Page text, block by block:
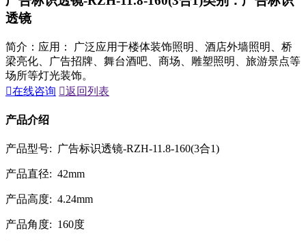
透镜
简介：应用： 广泛应用于楼体装饰照明、酒店外墙照明、桥
梁亮化、广告招牌、舞台酒吧、商场、雕塑照明、旅游景点等
场所等灯光装饰。
在线咨询 返回列表
产品介绍
产品型号: 广告标识透镜-RZH-11.8-160(3合1)
产品直径: 42mm
产品高度: 4.24mm
产品角度: 160度